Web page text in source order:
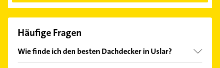
Häufige Fragen
Wie finde ich den besten Dachdecker in Uslar?